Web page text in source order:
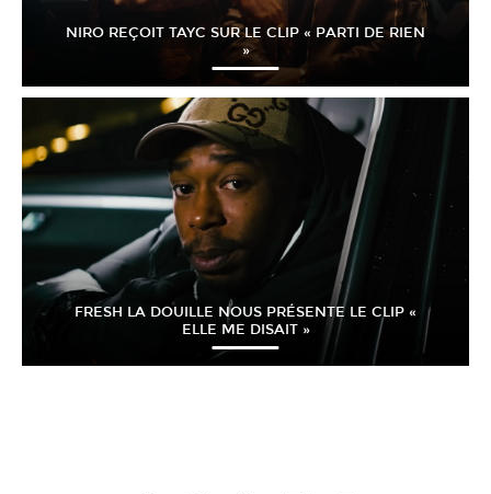
NIRO REÇOIT TAYC SUR LE CLIP « PARTI DE RIEN
»
FRESH LA DOUILLE NOUS PRÉSENTE LE CLIP «
ELLE ME DISAIT »